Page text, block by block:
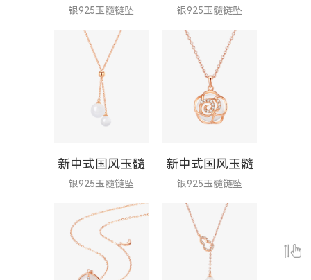
银925玉髓链坠 银925玉髓链坠
新中式国风玉髓
银925玉髓链坠
新中式国风玉髓
银925玉髓链坠